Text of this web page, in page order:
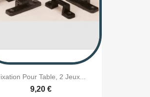
Pour Table, 2 Jeux...
9,20 €